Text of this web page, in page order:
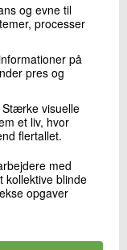
og evne til
processer
på
pres og
Stærke visuelle
et liv, hvor
flertallet.
med
kollektive blinde
opgaver